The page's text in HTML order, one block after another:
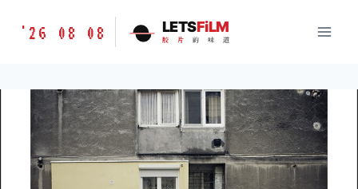
胶
味
LETSFILM
'26 08 08 LETSFiLM
胶 片 的 味 道